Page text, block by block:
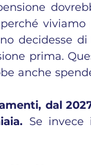
decidesse
prima.
anche
dal
Se invece